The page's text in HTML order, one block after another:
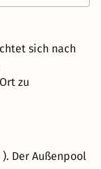
sich nach
zu
Der Außenpool